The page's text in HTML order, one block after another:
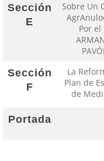
Sección
E
Sobre Un
Por el
Sección
F
La
Plan de
de
Portada